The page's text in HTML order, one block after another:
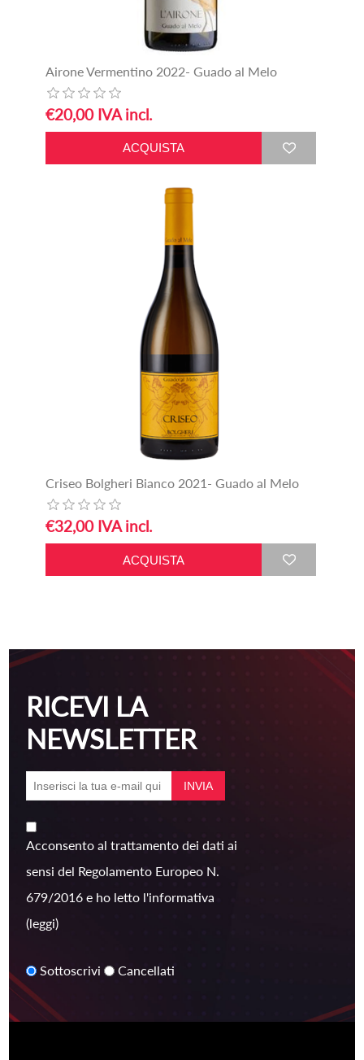
Airone Vermentino 2022- Guado al Melo
€20,00 IVA incl.
Criseo Bolgheri Bianco 2021- Guado al Melo
€32,00 IVA incl.
RICEVI LA
NEWSLETTER
Acconsento al trattamento dei dati ai
sensi del Regolamento Europeo N.
679/2016 e ho letto l'informativa
(leggi)
Sottoscrivi Cancellati